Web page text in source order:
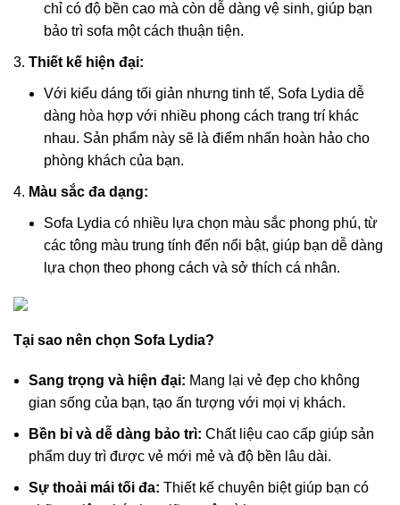
chỉ có độ bền cao mà còn dễ dàng vệ sinh, giúp bạn
bảo trì sofa một cách thuận tiện.
Thiết kế hiện đại:
Với kiểu dáng tối giản nhưng tinh tế, Sofa Lydia dễ
dàng hòa hợp với nhiều phong cách trang trí khác
nhau. Sản phẩm này sẽ là điểm nhấn hoàn hảo cho
phòng khách của bạn.
Màu sắc đa dạng:
Sofa Lydia có nhiều lựa chọn màu sắc phong phú, từ
các tông màu trung tính đến nổi bật, giúp bạn dễ dàng
lựa chọn theo phong cách và sở thích cá nhân.
Tại sao nên chọn Sofa Lydia?
Sang trọng và hiện đại: Mang lại vẻ đẹp cho không
gian sống của bạn, tạo ấn tượng với mọi vị khách.
Bền bỉ và dễ dàng bảo trì: Chất liệu cao cấp giúp sản
phẩm duy trì được vẻ mới mẻ và độ bền lâu dài.
Sự thoải mái tối đa: Thiết kế chuyên biệt giúp bạn có